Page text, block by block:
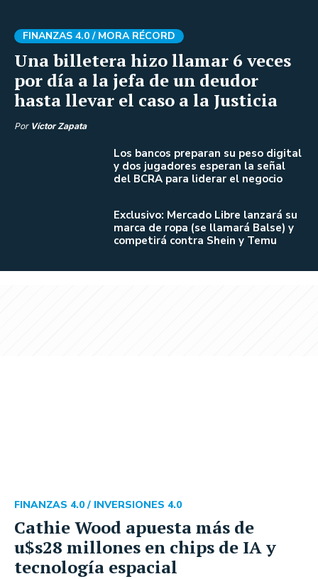
Una billetera hizo llamar 6 veces
por día a la jefa de un deudor
hasta llevar el caso a la Justicia
FINANZAS 4.0 / MORA RÉCORD
Por Víctor Zapata
Los bancos preparan su peso digital
y dos jugadores esperan la señal
del BCRA para liderar el negocio
Exclusivo: Mercado Libre lanzará su
marca de ropa (se llamará Balse) y
competirá contra Shein y Temu
Cathie Wood apuesta más de
u$s28 millones en chips de IA y
tecnología espacial
FINANZAS 4.0 / INVERSIONES 4.0